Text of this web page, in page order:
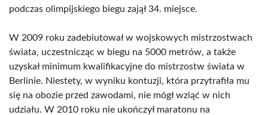
podczas olimpijskiego biegu zajął 34. miejsce.
W 2009 roku zadebiutował w wojskowych mistrzostwach
świata, uczestnicząc w biegu na 5000 metrów, a także
uzyskał minimum kwalifikacyjne do mistrzostw świata w
Berlinie. Niestety, w wyniku kontuzji, która przytrafiła mu
się na obozie przed zawodami, nie mógł wziąć w nich
udziału. W 2010 roku nie ukończył maratonu na